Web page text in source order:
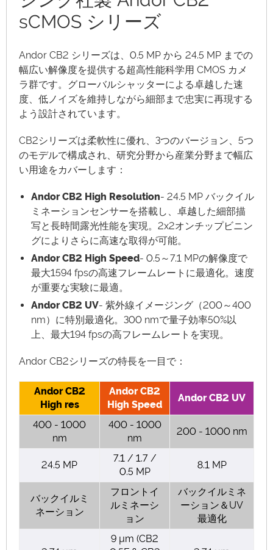
sCMOS シリーズ
Andor CB2 シリーズは、0.5 MP から 24.5 MP までの
幅広い解像度を提供する超高性能科学用 CMOS カメ
ラ群です。グローバルシャッターによる卓越した速
度、低ノイズを維持しながら細部まで忠実に再現する
よう設計されています。
CB2シリーズは柔軟性に優れ、3つのバージョン、5つ
のモデルで構成され、研究分野から産業分野まで幅広
い用途をカバーします：
Andor CB2 High Resolution- 24.5 MP バックイル
ミネーションセンサーを搭載し、卓越した細部描
写と長時間露光性能を実現。2x2オンチップビニン
グによりさらに高速な取得が可能。
Andor CB2 High Speed- 0.5～7.1 MPの解像度で
最大1594 fpsの高速フレームレートに最適化。速度
が重要な実験に最適。
Andor CB2 UV- 紫外線イメージング（200～400
nm）に特別最適化。300 nmで量子効率50%以
上、最大194 fpsの高フレームレートを実現。
Andor CB2シリーズの特長を一目で：
Andor CB2
High res
Andor CB2
High Speed
Andor CB2 UV
400 - 1000
nm
400 - 1000
nm
200 - 1000 nm
24.5 MP
7.1 / 1.7 /
0.5 MP
8.1 MP
バックイルミ
ネーション
フロントイ
ルミネーシ
ョン
バックイルミネ
ーション＆UV
最適化
9 µm (CB2